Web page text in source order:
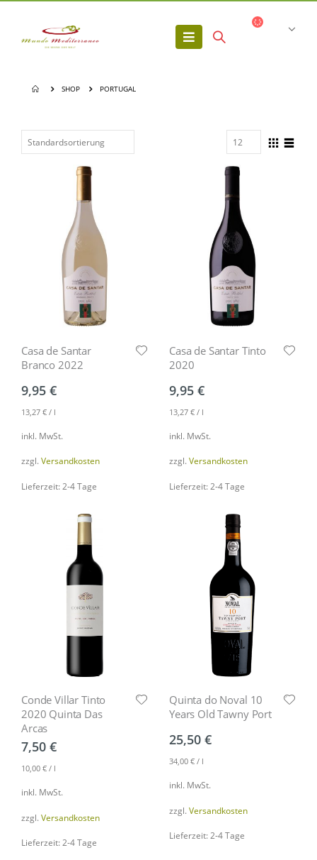
SHOP PORTUGAL
Casa de Santar
Branco 2022
9,95 €
13,27 € / l
inkl. MwSt.
zzgl. Versandkosten
Lieferzeit: 2-4 Tage
Casa de Santar Tinto
2020
9,95 €
13,27 € / l
inkl. MwSt.
zzgl. Versandkosten
Lieferzeit: 2-4 Tage
Conde Villar Tinto
2020 Quinta Das
Arcas
7,50 €
10,00 € / l
inkl. MwSt.
zzgl. Versandkosten
Lieferzeit: 2-4 Tage
Quinta do Noval 10
Years Old Tawny Port
25,50 €
34,00 € / l
inkl. MwSt.
zzgl. Versandkosten
Lieferzeit: 2-4 Tage